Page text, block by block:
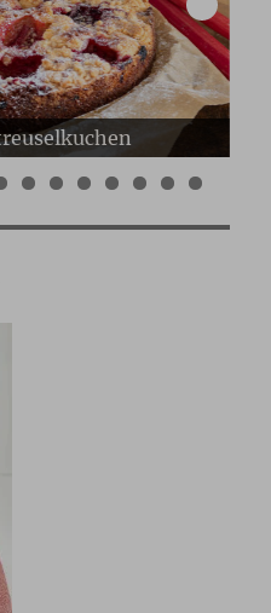
0 1 2 3 4 5